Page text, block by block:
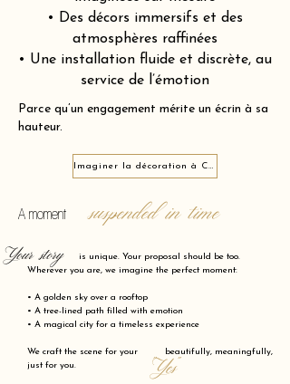
• Des décors immersifs et des
atmosphères raffinées
• Une installation fluide et discrète, au
service de l’émotion
Parce qu’un engagement mérite un écrin à sa
hauteur.
Imaginer la décoration à Calais 62100
A moment suspended in time
is unique. Your proposal should be too.
Wherever you are, we imagine the perfect moment:
• A golden sky over a rooftop
• A tree-lined path filled with emotion
• A magical city for a timeless experience
We craft the scene for your beautifully, meaningfully,
just for you.
"Yes"
Your story